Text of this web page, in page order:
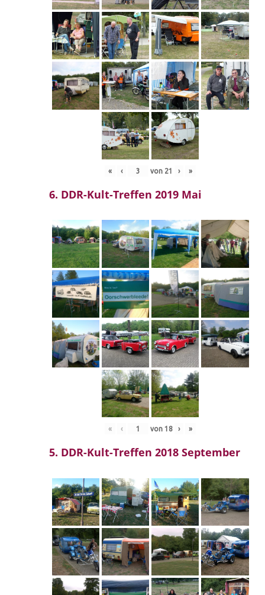
« ‹ von 21 › »
6. DDR-Kult-Treffen 2019 Mai
« ‹ von 18 › »
5. DDR-Kult-Treffen 2018 September